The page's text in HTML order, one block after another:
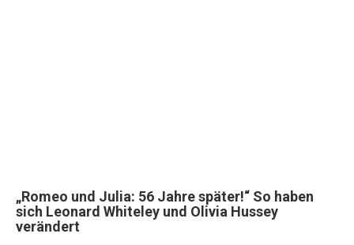
„Romeo und Julia: 56 Jahre später!“ So haben
sich Leonard Whiteley und Olivia Hussey
verändert